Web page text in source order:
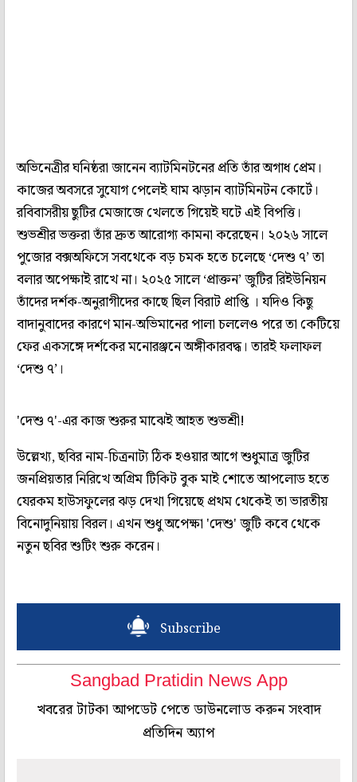
অভিনেত্রীর ঘনিষ্ঠরা জানেন ব্যাটমিনটনের প্রতি তাঁর অগাধ প্রেম।
কাজের অবসরে সুযোগ পেলেই ঘাম ঝড়ান ব্যাটমিনটন কোর্টে।
রবিবাসরীয় ছুটির মেজাজে খেলতে গিয়েই ঘটে এই বিপত্তি।
শুভশ্রীর ভক্তরা তাঁর দ্রুত আরোগ্য কামনা করেছেন। ২০২৬ সালে
পুজোর বক্সঅফিসে সবথেকে বড় চমক হতে চলেছে ‘দেশু ৭’ তা
বলার অপেক্ষাই রাখে না। ২০২৫ সালে ‘প্রাক্তন’ জুটির রিইউনিয়ন
তাঁদের দর্শক-অনুরাগীদের কাছে ছিল বিরাট প্রাপ্তি । যদিও কিছু
বাদানুবাদের কারণে মান-অভিমানের পালা চললেও পরে তা কেটিয়ে
ফের একসঙ্গে দর্শকের মনোরঞ্জনে অঙ্গীকারবদ্ধ। তারই ফলাফল
‘দেশু ৭’।
'দেশু ৭'-এর কাজ শুরুর মাঝেই আহত শুভশ্রী!
উল্লেখ্য, ছবির নাম-চিত্রনাট্য ঠিক হওয়ার আগে শুধুমাত্র জুটির
জনপ্রিয়তার নিরিখে অগ্রিম টিকিট বুক মাই শোতে আপলোড হতে
যেরকম হাউসফুলের ঝড় দেখা গিয়েছে প্রথম থেকেই তা ভারতীয়
বিনোদুনিয়ায় বিরল। এখন শুধু অপেক্ষা 'দেশু' জুটি কবে থেকে
নতুন ছবির শুটিং শুরু করেন।
Subscribe
Sangbad Pratidin News App
খবরের টাটকা আপডেট পেতে ডাউনলোড করুন সংবাদ
প্রতিদিন অ্যাপ